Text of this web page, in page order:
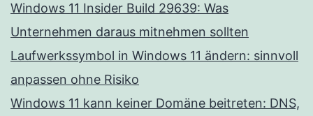
Windows 11 Insider Build 29639: Was
Unternehmen daraus mitnehmen sollten
Laufwerkssymbol in Windows 11 ändern: sinnvoll
anpassen ohne Risiko
Windows 11 kann keiner Domäne beitreten: DNS,